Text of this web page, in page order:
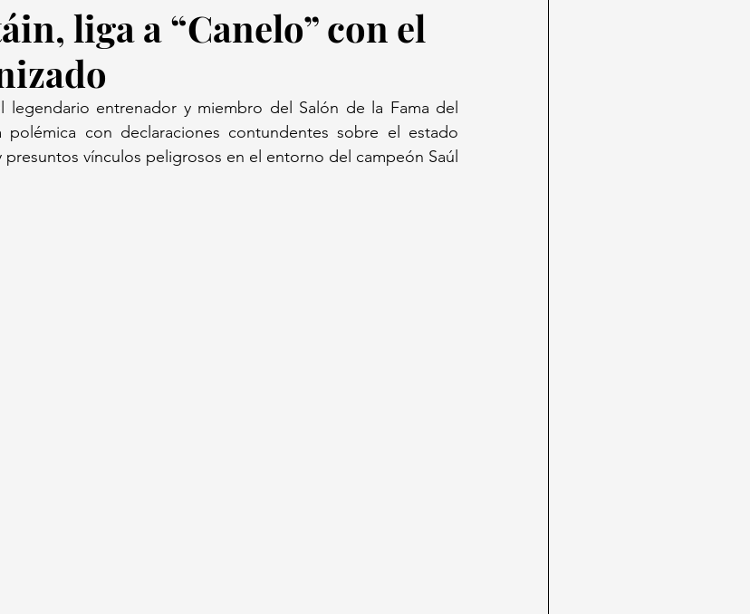
liga a “Canelo” con el
legendario entrenador y miembro del Salón de la Fama del
polémica con declaraciones contundentes sobre el estado
vínculos peligrosos en el entorno del campeón Saúl